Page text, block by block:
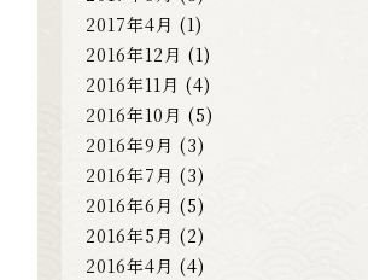
2017年4月 (1)
2016年12月 (1)
2016年11月 (4)
2016年10月 (5)
2016年9月 (3)
2016年7月 (3)
2016年6月 (5)
2016年5月 (2)
2016年4月 (4)